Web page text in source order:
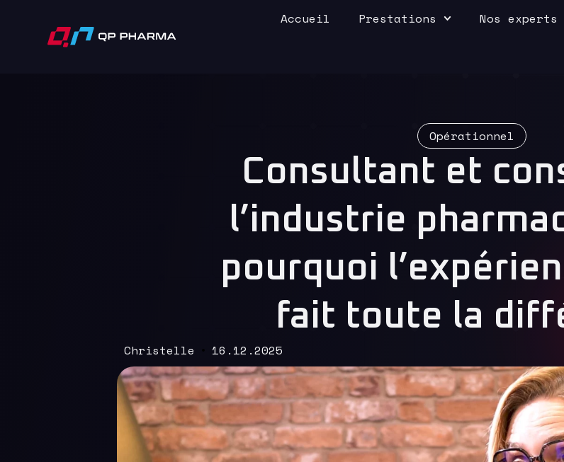
Accueil Prestations Nos experts
Opérationnel
Consultant et
l’industrie
pourquoi
fait toute la
Christelle 16.12.2025